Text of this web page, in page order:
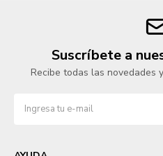
Suscríbete a
Recibe todas las novedades